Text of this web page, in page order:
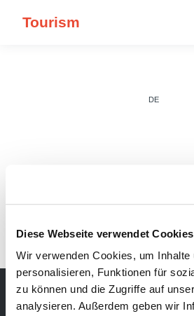
Diese Webseite verwendet Cookies
Wir verwenden Cookies, um Inhalte
personalisieren, Funktionen für
zu können und die Zugriffe auf
analysieren. Außerdem geben wir
Tourism
DE